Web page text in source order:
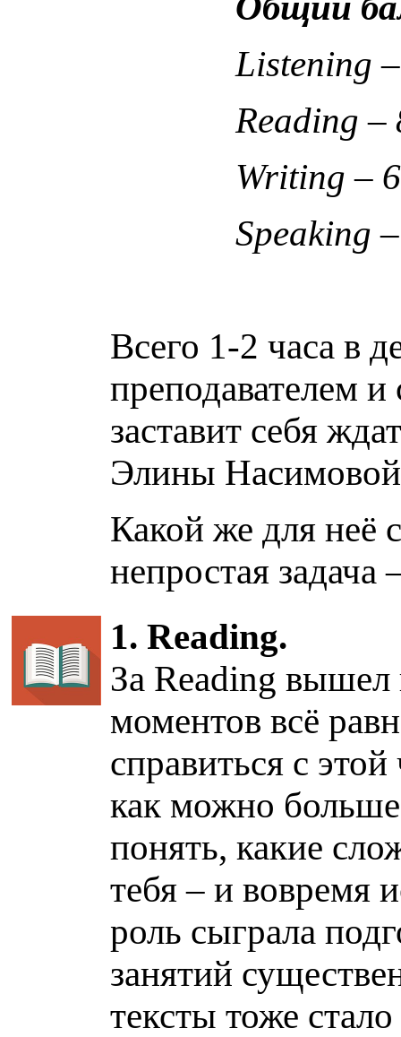
Listening –
Reading –
Writing –
Speaking –
Всего 1-2 часа в
преподавателем и
заставит себя
Элины
Какой же для неё
непростая задача
1. Reading.
За Reading
моментов всё
справиться с
как можно
понять, какие
тебя – и вовремя
роль сыграла
занятий
тексты тоже